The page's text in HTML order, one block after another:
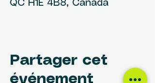
QC H1E 4B8, Canada
Partager cet
événement